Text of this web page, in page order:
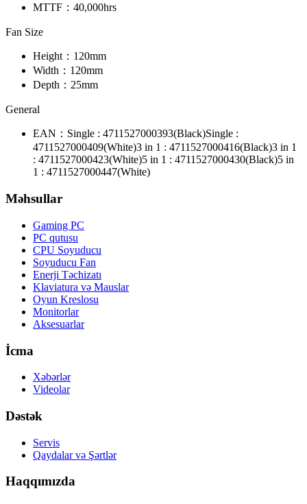
MTTF： 40,000hrs
Fan Size
Height： 120mm
Width： 120mm
Depth： 25mm
General
EAN： Single : 4711527000393(Black)Single :
4711527000409(White)3 in 1 : 4711527000416(Black)3 in 1
: 4711527000423(White)5 in 1 : 4711527000430(Black)5 in
1 : 4711527000447(White)
Məhsullar
Gaming PC
PC qutusu
CPU Soyuducu
Soyuducu Fan
Enerji Təchizatı
Klaviatura və Mauslar
Oyun Kreslosu
Monitorlar
Aksesuarlar
İcma
Xəbərlər
Videolar
Dəstək
Servis
Qaydalar və Şərtlər
Haqqımızda